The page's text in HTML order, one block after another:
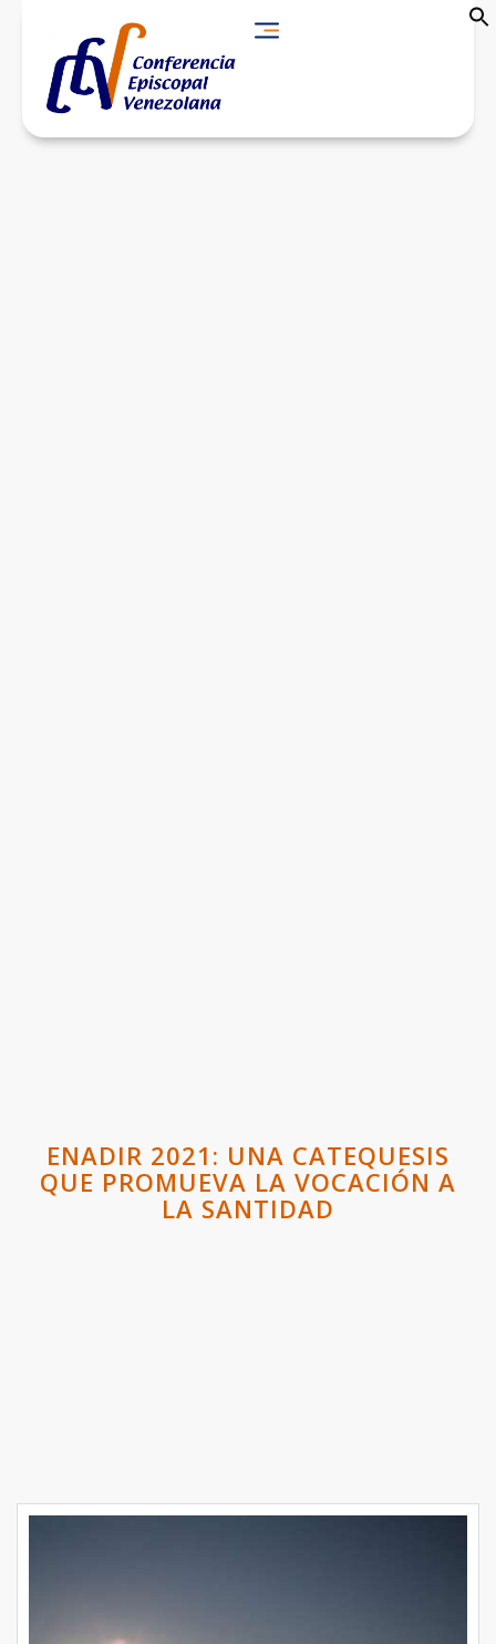
ENADIR 2021: UNA CATEQUESIS
QUE PROMUEVA LA VOCACIÓN A
LA SANTIDAD